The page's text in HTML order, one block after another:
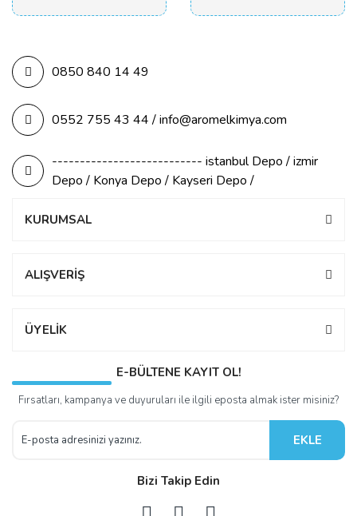
0850 840 14 49
0552 755 43 44 / info@aromelkimya.com
--------------------------- istanbul Depo / izmir
Depo / Konya Depo / Kayseri Depo /
KURUMSAL
ALIŞVERİŞ
ÜYELİK
E-BÜLTENE KAYIT OL!
Fırsatları, kampanya ve duyuruları ile ilgili eposta almak ister misiniz?
EKLE
Bizi Takip Edin